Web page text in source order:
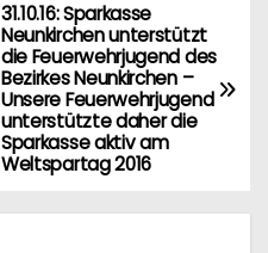
31.10.16: Sparkasse
Neunkirchen unterstützt
die Feuerwehrjugend des
Bezirkes Neunkirchen –
Unsere Feuerwehrjugend
unterstützte daher die
Sparkasse aktiv am
Weltspartag 2016